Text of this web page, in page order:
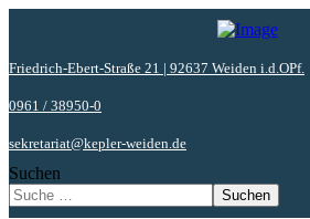
Friedrich-Ebert-Straße 21 | 92637 Weiden i.d.OPf.
0961 / 38950-0
sekretariat@kepler-weiden.de
Suchen
Suchen